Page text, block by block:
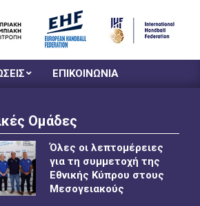
ΕΠΙΚΟΙΝΩΝΙΑ
Ομάδες
Όλες οι λεπτομέρειες
για τη συμμετοχή της
Εθνικής Κύπρου στους
Μεσογειακούς